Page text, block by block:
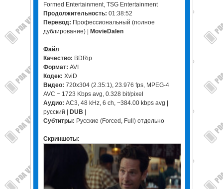
Formed Entertainment, TSG Entertainment
Продолжительность: 01:38:52
Перевод: Профессиональный (полное
дублирование) |
MovieDalen
Файл
Качество: BDRip
Формат: AVI
Кодек: XviD
Видео: 720x304 (2.35:1), 23.976 fps, MPEG-4
AVC ~ 1723 Kbps avg, 0.328 bit/pixel
Аудио: AC3, 48 kHz, 6 ch, ~384.00 kbps avg |
русский |
DUB
Субтитры: Русские (Forced, Full) отдельно
Скриншоты: